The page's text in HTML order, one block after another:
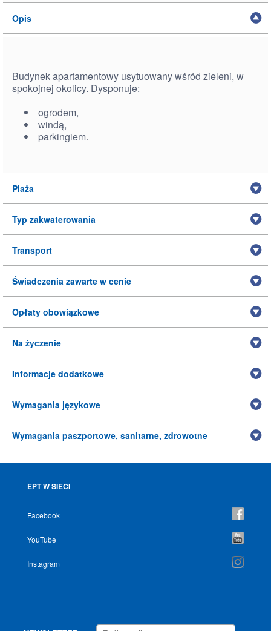
Opis
Budynek apartamentowy usytuowany wśród zieleni, w
spokojnej okolicy. Dysponuje:
ogrodem,
windą,
parkingiem.
Plaża
Typ zakwaterowania
Transport
Świadczenia zawarte w cenie
Opłaty obowiązkowe
Na życzenie
Informacje dodatkowe
Wymagania językowe
Wymagania paszportowe, sanitarne, zdrowotne
EPT W SIECI
Facebook
YouTube
Instagram